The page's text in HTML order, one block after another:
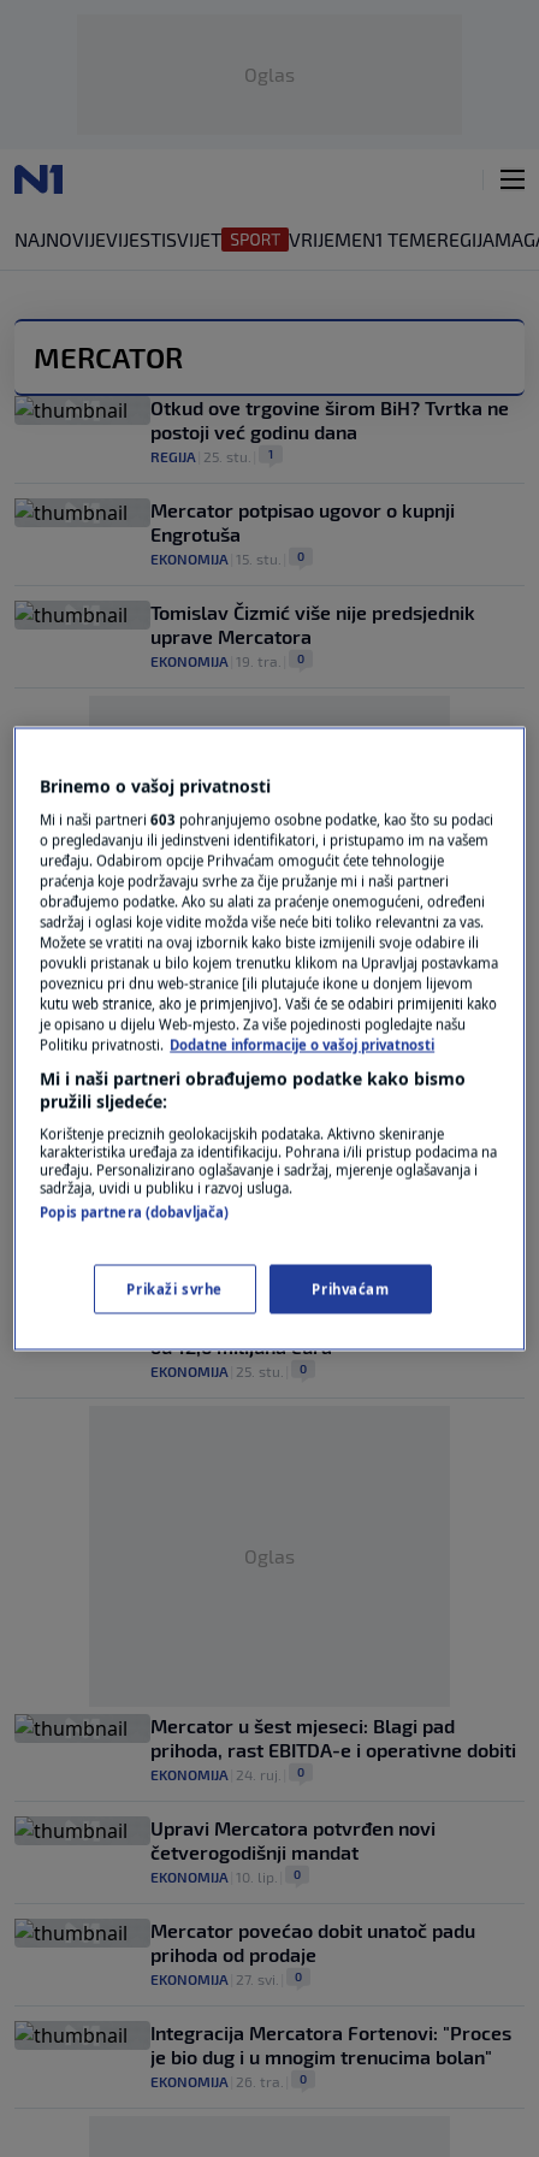
Oglas
NAJNOVIJEVIJESTISVIJET VRIJEMEN1 TEMEREGIJA
MERCATOR
Otkud ove trgovine širom BiH? Tvrtka ne
postoji već godinu dana
REGIJA 25. stu. 1
Mercator potpisao ugovor o kupnji
Engrotuša
EKONOMIJA 15. stu. 0
Tomislav Čizmić više nije predsjednik
uprave Mercatora
EKONOMIJA 19. tra. 0
Oglas
Biser nekadašnjeg Agrokora promijenio
vlasnika - strateški proces ili komadanje?
Putin doveo Arape
VIJESTI |3. stu.| 0
Fortenova grupa postala jedini vlasnik
EKONOMIJA|4. tra.| 0
Mercator povećao prihode i ostvario dobit
od 12,6 milijuna eura
EKONOMIJA 25. stu. 0
Oglas
Mercator u šest mjeseci: Blagi pad
prihoda, rast EBITDA-e i operativne dobiti
EKONOMIJA 24. ruj. 0
Upravi Mercatora potvrđen novi
četverogodišnji mandat
EKONOMIJA 10. lip. 0
Mercator povećao dobit unatoč padu
prihoda od prodaje
EKONOMIJA 27. svi. 0
Integracija Mercatora Fortenovi: "Proces
je bio dug i u mnogim trenucima bolan"
EKONOMIJA 26. tra. 0
Brinemo o vašoj privatnosti
Mi i naši partneri603 pohranjujemo osobne podatke, kao što su podaci
o pregledavanju ili jedinstveni identifikatori, i pristupamo im na vašem
uređaju. Odabirom opcije Prihvaćam omogućit ćete tehnologije
praćenja koje podržavaju svrhe za čije pružanje mi i naši partneri
obrađujemo podatke. Ako su alati za praćenje onemogućeni, određeni
sadržaj i oglasi koje vidite možda više neće biti toliko relevantni za vas.
Možete se vratiti na ovaj izbornik kako biste izmijenili svoje odabire ili
povukli pristanak u bilo kojem trenutku klikom na Upravljaj postavkama
poveznicu pri dnu web-stranice [ili plutajuće ikone u donjem lijevom
kutu web stranice, ako je primjenjivo]. Vaši će se odabiri primijeniti kako
je opisano u dijelu Web-mjesto. Za više pojedinosti pogledajte našu
Politiku privatnosti. Dodatne informacije o vašoj privatnosti
Mi i naši partneri obrađujemo podatke kako bismo
pružili sljedeće:
Korištenje preciznih geolokacijskih podataka. Aktivno skeniranje
karakteristika uređaja za identifikaciju. Pohrana i/ili pristup podacima na
uređaju. Personalizirano oglašavanje i sadržaj, mjerenje oglašavanja i
sadržaja, uvidi u publiku i razvoj usluga.
Popis partnera (dobavljača)
Prikaži svrhe Prihvaćam